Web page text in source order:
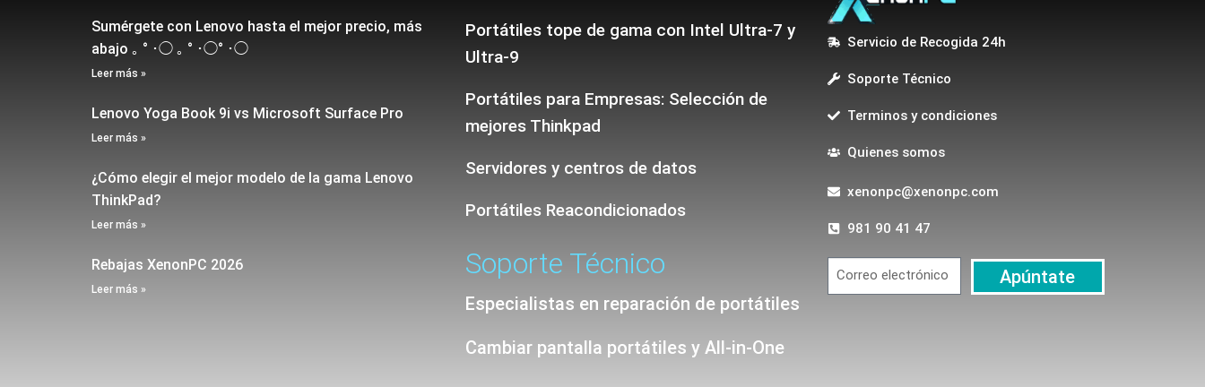
Sumérgete con Lenovo hasta el mejor precio, más
abajo ｡ ° ･◯ ｡ ° ･◯° ･◯
Leer más »
Lenovo Yoga Book 9i vs Microsoft Surface Pro
Leer más »
¿Cómo elegir el mejor modelo de la gama Lenovo
ThinkPad?
Leer más »
Rebajas XenonPC 2026
Leer más »
Portátiles tope de gama con Intel Ultra-7 y
Ultra-9
Portátiles para Empresas: Selección de
mejores Thinkpad
Servidores y centros de datos
Portátiles Reacondicionados
Soporte Técnico
Especialistas en reparación de portátiles
Cambiar pantalla portátiles y All-in-One
Servicio de Recogida 24h
Soporte Técnico
Terminos y condiciones
Quienes somos
xenonpc@xenonpc.com
981 90 41 47
Apúntate